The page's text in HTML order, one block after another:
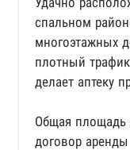
спальном
многоэтажных
плотный
делает аптеку
Общая
договор